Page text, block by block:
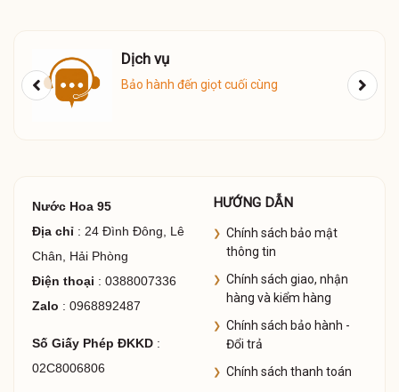
Dịch vụ
Bảo hành đến giọt cuối cùng
Nước Hoa 95
Địa chỉ : 24 Đình Đông, Lê
Chân, Hải Phòng
Điện thoại : 0388007336
Zalo : 0968892487
Số Giấy Phép ĐKKD:
02C8006806
HƯỚNG DẪN
Chính sách bảo mật
thông tin
Chính sách giao, nhận
hàng và kiểm hàng
Chính sách bảo hành -
Đổi trả
Chính sách thanh toán